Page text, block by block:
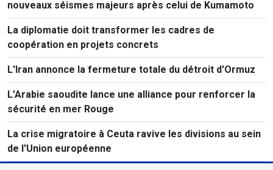
nouveaux séismes majeurs après celui de Kumamoto
La diplomatie doit transformer les cadres de
coopération en projets concrets
L'Iran annonce la fermeture totale du détroit d'Ormuz
L’Arabie saoudite lance une alliance pour renforcer la
sécurité en mer Rouge
La crise migratoire à Ceuta ravive les divisions au sein
de l'Union européenne